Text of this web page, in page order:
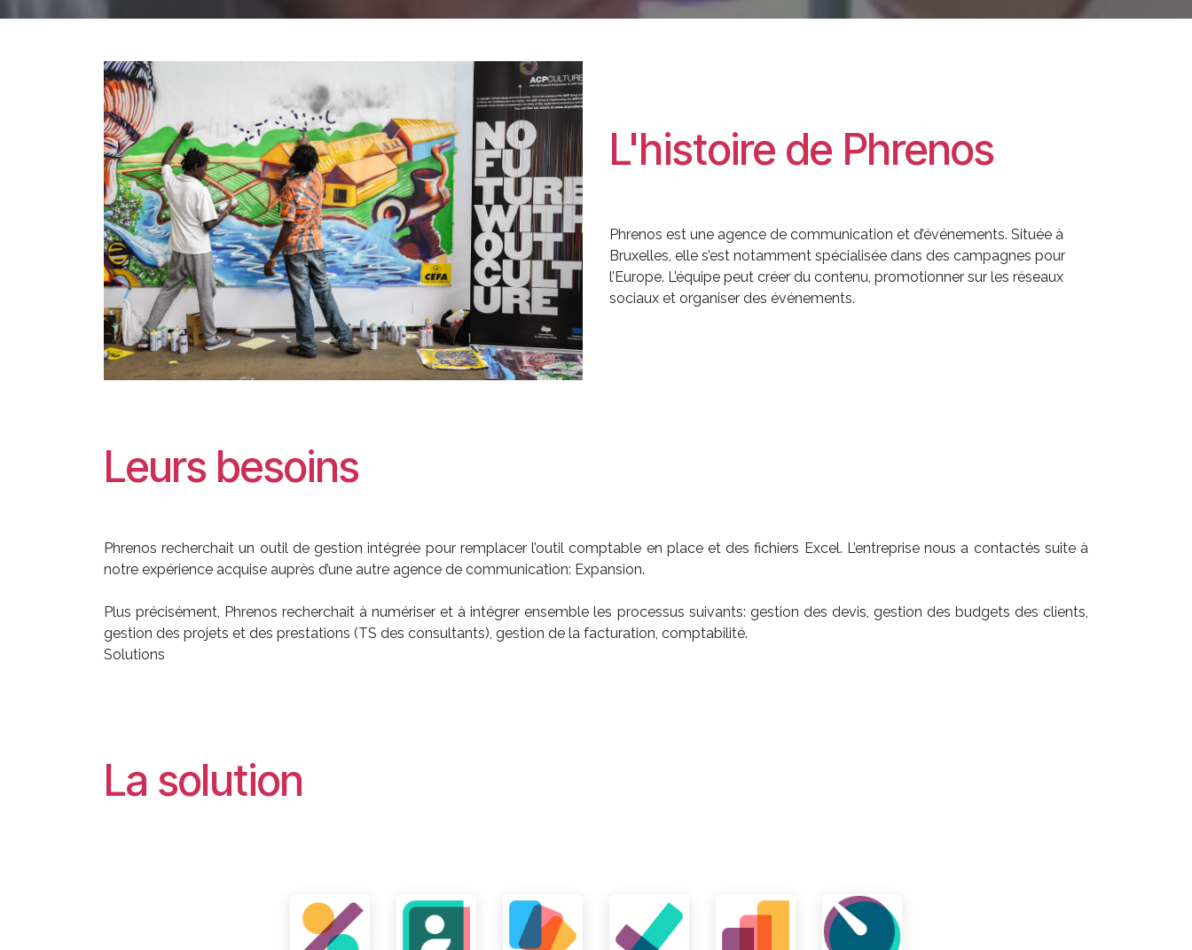
L'histoire de Phrenos
Phrenos est une agence de communication et d’événements. Située à
Bruxelles, elle s’est notamment spécialisée dans des campagnes pour
l’Europe. L’équipe peut créer du contenu, promotionner sur les réseaux
sociaux et organiser des événements.
Leurs besoins
Phrenos recherchait un outil de gestion intégrée pour remplacer l’outil comptable en place et des fichiers Excel. L’entreprise nous a contactés suite à
notre expérience acquise auprès d’une autre agence de communication: Expansion.
Plus précisément, Phrenos recherchait à numériser et à intégrer ensemble les processus suivants: gestion des devis, gestion des budgets des clients,
gestion des projets et des prestations (TS des consultants), gestion de la facturation, comptabilité.
Solutions
La solution